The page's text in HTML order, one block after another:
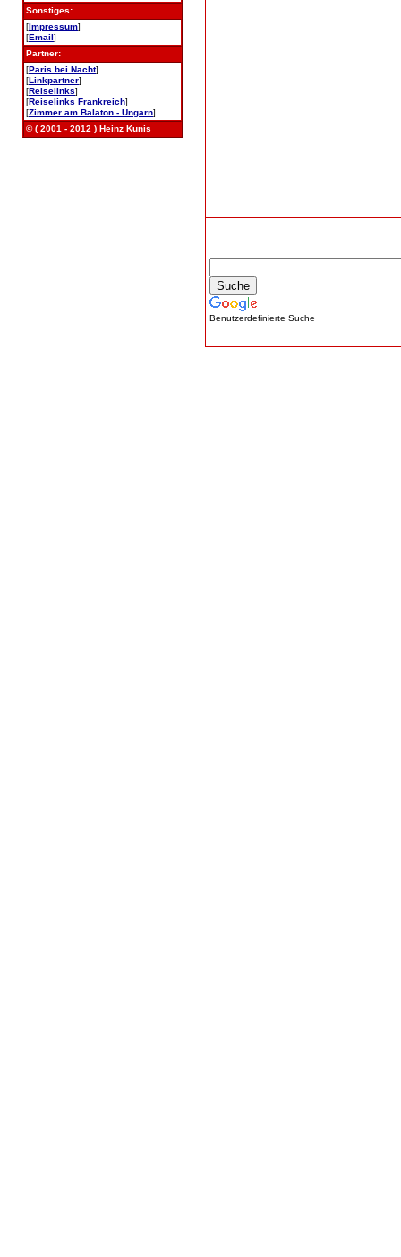
Sonstiges:
[Impressum]
[Email]
Partner:
[Paris bei Nacht]
[Linkpartner]
[Reiselinks]
[Reiselinks Frankreich]
[Zimmer am Balaton - Ungarn]
© ( 2001 - 2012 ) Heinz Kunis
Benutzerdefinierte Suche